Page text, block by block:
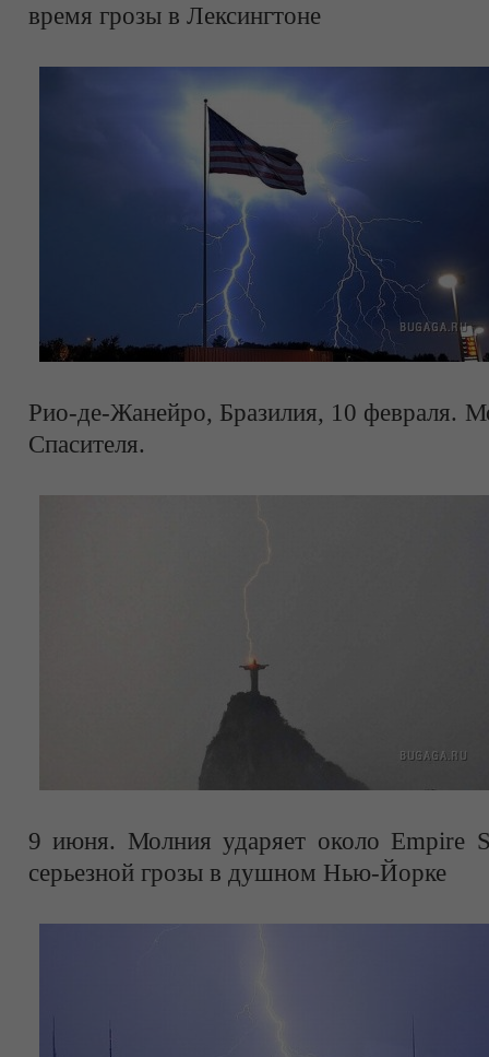
время грозы в Лексингтоне
Рио-де-Жанейро, Бразилия, 10 февраля.
Спасителя.
9 июня. Молния ударяет около Empire
серьезной грозы в душном Нью-Йорке